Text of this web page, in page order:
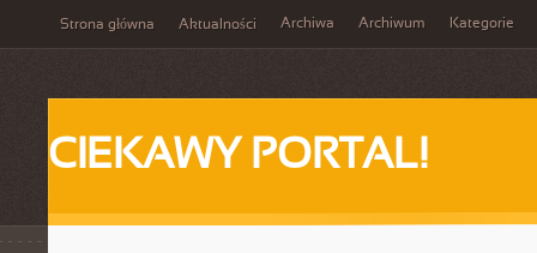
Strona główna Aktualności Archiwa Archiwum Kategorie
CIEKAWY PORTAL!